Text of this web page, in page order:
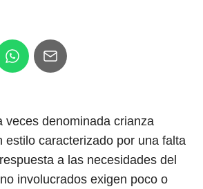
veces denominada crianza
estilo caracterizado por una falta
a las necesidades del
involucrados exigen poco o